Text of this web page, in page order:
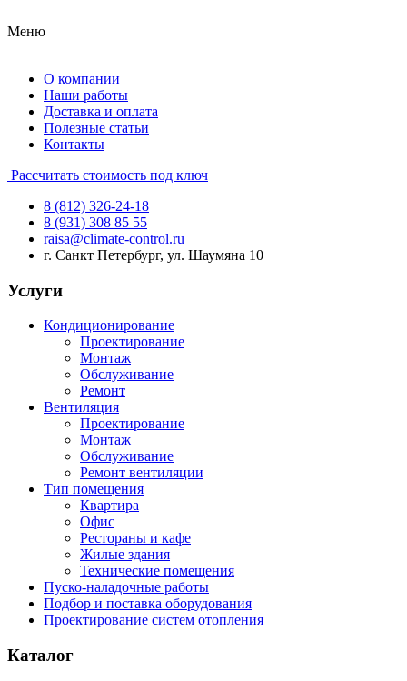
Меню
О компании
Наши работы
Доставка и оплата
Полезные статьи
Контакты
Рассчитать стоимость под ключ
8 (812) 326-24-18
8 (931) 308 85 55
raisa@climate-control.ru
г. Санкт Петербург, ул. Шаумяна 10
Услуги
Кондиционирование
Проектирование
Монтаж
Обслуживание
Ремонт
Вентиляция
Проектирование
Монтаж
Обслуживание
Ремонт вентиляции
Тип помещения
Квартира
Офис
Рестораны и кафе
Жилые здания
Технические помещения
Пуско-наладочные работы
Подбор и поставка оборудования
Проектирование систем отопления
Каталог